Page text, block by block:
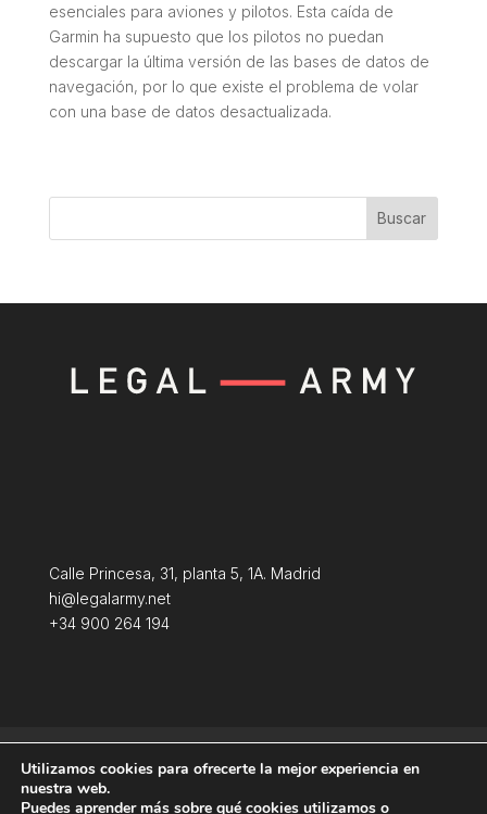
esenciales para aviones y pilotos. Esta caída de
Garmin ha supuesto que los pilotos no puedan
descargar la última versión de las bases de datos de
navegación, por lo que existe el problema de volar
con una base de datos desactualizada.
Buscar
Calle Princesa, 31, planta 5, 1A. Madrid
hi@legalarmy.net
+34 900 264 194
Terminos y condiciones
Política de Cookies
Utilizamos cookies para ofrecerte la mejor experiencia en
nuestra web.
Puedes aprender más sobre qué cookies utilizamos o